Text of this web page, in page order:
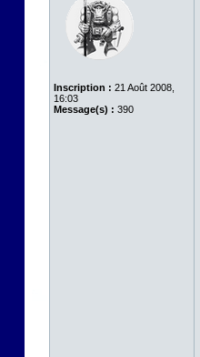
Inscription : 21 Août 2008,
16:03
Message(s) : 390